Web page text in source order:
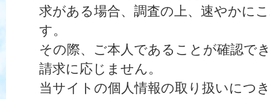
求がある場合、調査の上、速やかに
す。
その際、ご本人であることが確認で
請求に応じません。
当サイトの個人情報の取り扱いにつ